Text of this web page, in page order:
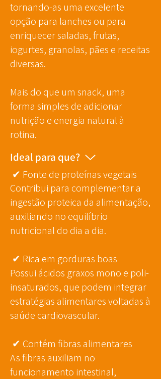
tornando-as uma excelente
opção para lanches ou para
enriquecer saladas, frutas,
iogurtes, granolas, pães e receitas
diversas.
Mais do que um snack, uma
forma simples de adicionar
nutrição e energia natural à
rotina.
Ideal para que?
✔ Fonte de proteínas vegetais
Contribui para complementar a
ingestão proteica da alimentação,
auxiliando no equilíbrio
nutricional do dia a dia.
✔ Rica em gorduras boas
Possui ácidos graxos mono e poli-
insaturados, que podem integrar
estratégias alimentares voltadas à
saúde cardiovascular.
✔ Contém fibras alimentares
As fibras auxiliam no
funcionamento intestinal,